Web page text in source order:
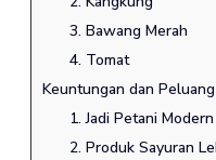
3. Bawang Merah
4. Tomat
Keuntungan dan
1. Jadi Petani
2. Produk Sayuran